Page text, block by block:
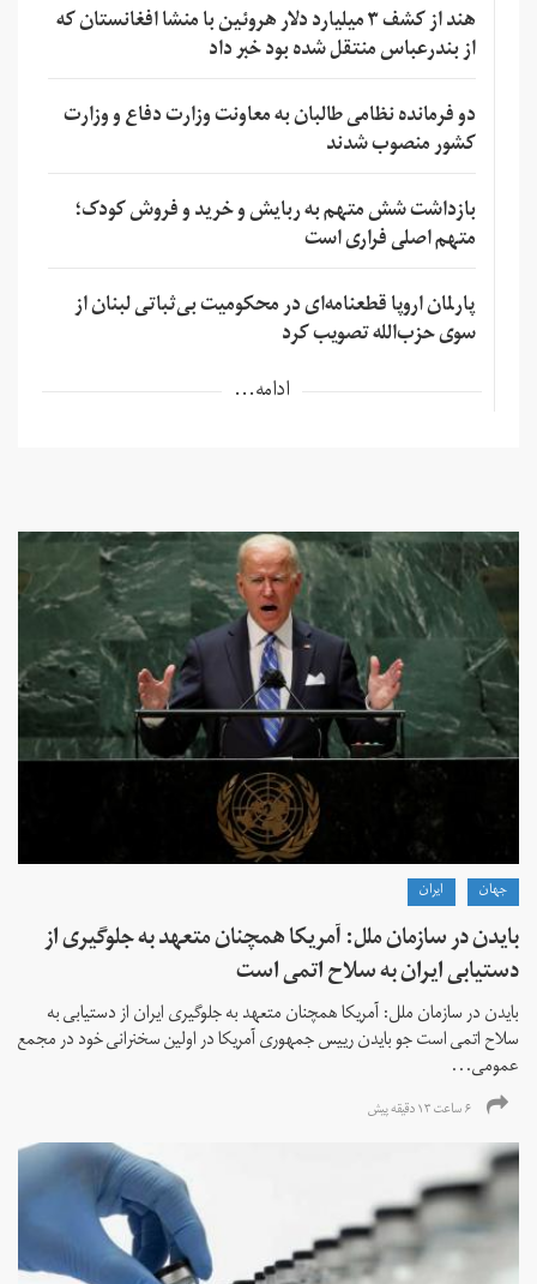
هند از کشف ۳ میلیارد دلار هروئین با منشا افغانستان که
از بندرعباس منتقل شده بود خبر داد
دو فرمانده نظامی طالبان به معاونت وزارت دفاع و وزارت
کشور منصوب شدند
بازداشت شش متهم به ربایش و خرید و فروش کودک؛
متهم اصلی فراری است
پارلمان اروپا قطعنامه‌ای در محکومیت بی‌ثباتی لبنان از
سوی حزب‌الله تصویب کرد
ادامه...
جهان ايران
بایدن در سازمان ملل: آمریکا همچنان متعهد به جلوگیری از
دستیابی ایران به سلاح اتمی است
بایدن در سازمان ملل: آمریکا همچنان متعهد به جلوگیری ایران از دستیابی به
سلاح اتمی است جو بایدن رییس جمهوری آمریکا در اولین سخنرانی خود در مجمع
عمومی...
۶ ساعت ۱۳ دقیقه پیش